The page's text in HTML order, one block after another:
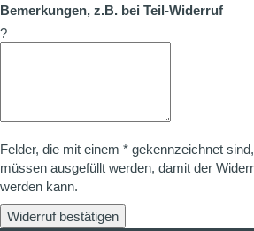
Bemerkungen, z.B. bei Teil-Widerruf
?
Felder, die mit einem * gekennzeichnet
müssen ausgefüllt werden, damit der
werden kann.
Widerruf bestätigen